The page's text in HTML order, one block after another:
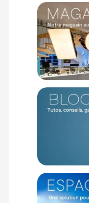
sur les produits de moins
(2) Nombre de points
sur le prix TTC en €, les